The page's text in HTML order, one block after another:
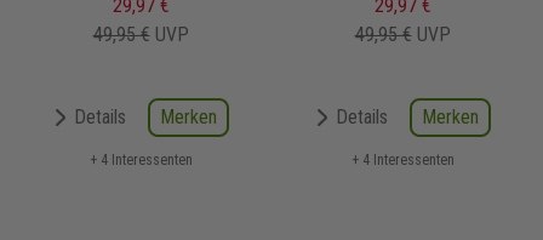
29,97 €
49,95 € UVP
Details Merken
+ 4 Interessenten
29,97 €
49,95 € UVP
Details Merken
+ 4 Interessenten